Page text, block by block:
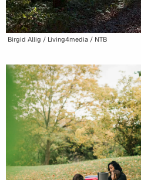
Birgid Allig / Living4media / NTB